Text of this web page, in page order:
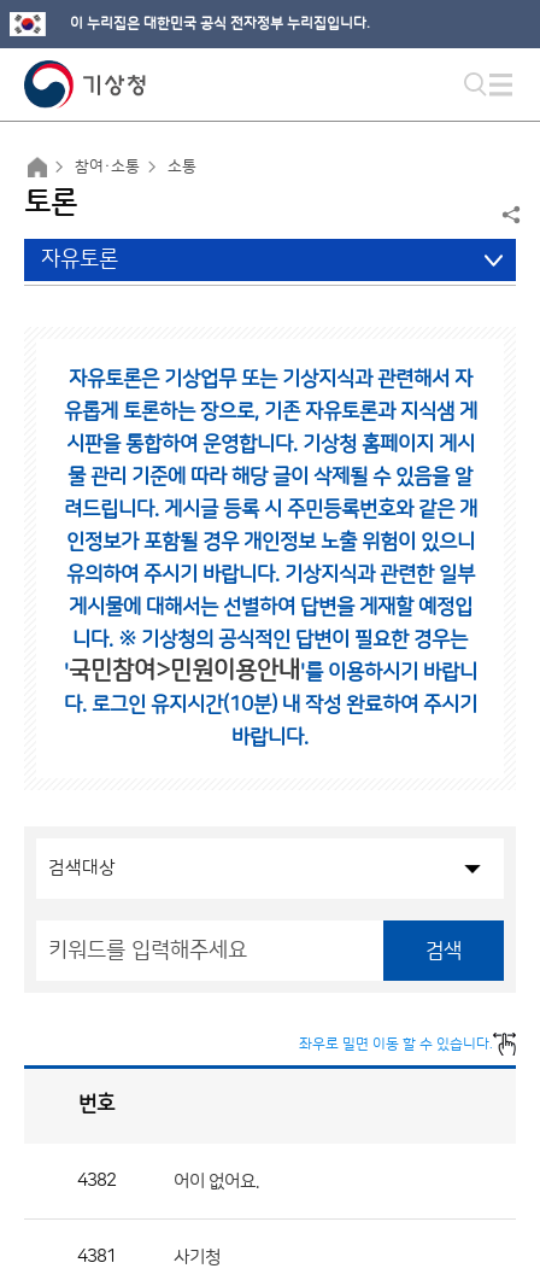
이 누리집은 대한민국 공식 전자정부 누리집입니다.
참여·소통 소통
토론
자유토론
자유토론은 기상업무 또는 기상지식과 관련해서 자
유롭게 토론하는 장으로, 기존 자유토론과 지식샘 게
시판을 통합하여 운영합니다. 기상청 홈페이지 게시
물 관리 기준에 따라 해당 글이 삭제될 수 있음을 알
려드립니다. 게시글 등록 시 주민등록번호와 같은 개
인정보가 포함될 경우 개인정보 노출 위험이 있으니
유의하여 주시기 바랍니다. 기상지식과 관련한 일부
게시물에 대해서는 선별하여 답변을 게재할 예정입
니다. ※ 기상청의 공식적인 답변이 필요한 경우는
'국민참여>민원이용안내 '를 이용하시기 바랍니
다. 로그인 유지시간(10분) 내 작성 완료하여 주시기
바랍니다.
검색
좌우로 밀면 이동 할 수 있습니다.
번호
4382 어이 없어요.
4381 사기청